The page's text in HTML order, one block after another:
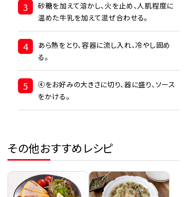
3
砂糖を加えて溶かし、火を止め、人肌程度に
温めた牛乳を加えて混ぜ合わせる。
4
あら熱をとり、容器に流し入れ、冷やし固め
る。
5
④をお好みの大きさに切り、器に盛り、ソース
をかける。
その他おすすめレシピ